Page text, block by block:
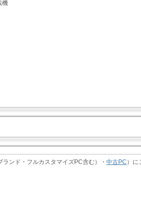
機
ランド・フルカスタマイズPC含む）・ 中古PC ）に